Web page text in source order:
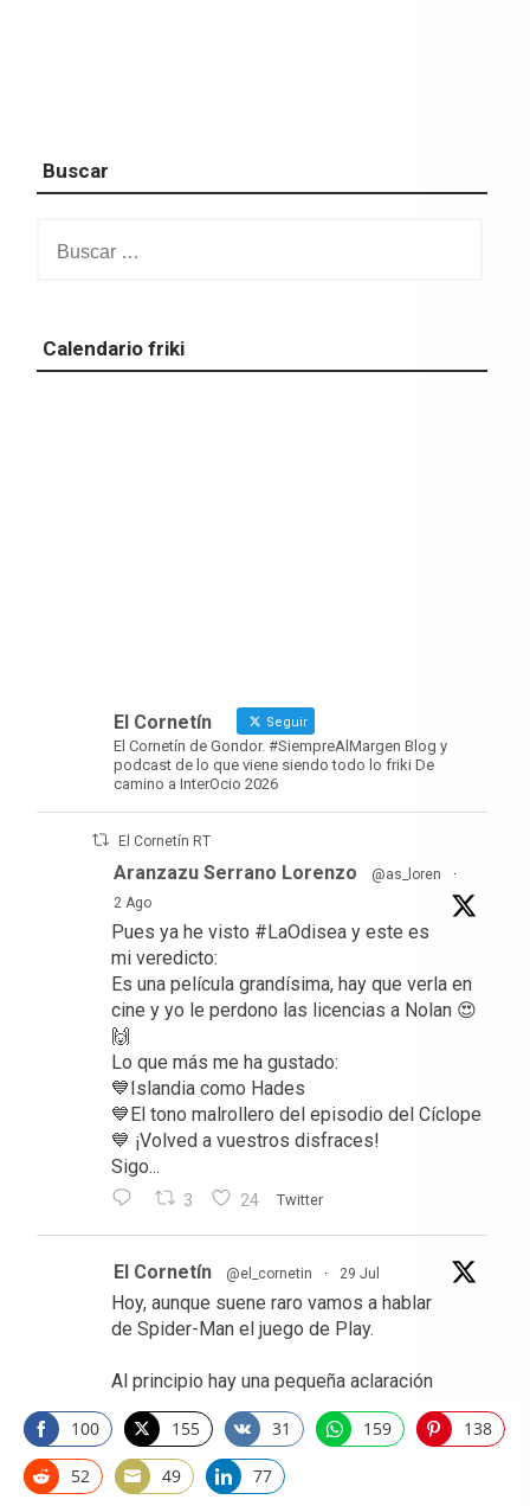
Buscar
Calendario friki
El Cornetín Seguir
El Cornetín de Gondor. #SiempreAlMargen Blog y
podcast de lo que viene siendo todo lo friki De
camino a InterOcio 2026
El Cornetín RT
Aranzazu Serrano Lorenzo @as_loren
·
2 Ago
Pues ya he visto #LaOdisea y este es
mi veredicto:
Es una película grandísima, hay que verla en
cine y yo le perdono las licencias a Nolan 😍
🙌
Lo que más me ha gustado:
💙Islandia como Hades
💙El tono malrollero del episodio del Cíclope
💙 ¡Volved a vuestros disfraces!
Sigo...
3 24 Twitter
El Cornetín @el_cornetin · 29 Jul
Hoy, aunque suene raro vamos a hablar
de Spider-Man el juego de Play.
Al principio hay una pequeña aclaración
https://www.elcornetin.es/blog/videojuegos
/resena-marvels-spider-man-2/
100
Share
on
Facebook
155
Share
on
Twitter
31
Share
on
Vkontakte
159
Share
138
Share
52
Share
49
Share
77
Share